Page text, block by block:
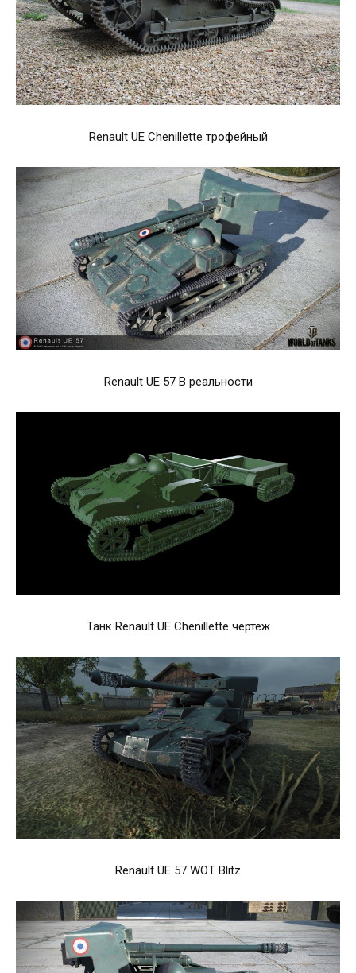
Renault UE Chenillette трофейный
Renault UE 57 В реальности
Танк Renault UE Chenillette чертеж
Renault UE 57 WOT Blitz